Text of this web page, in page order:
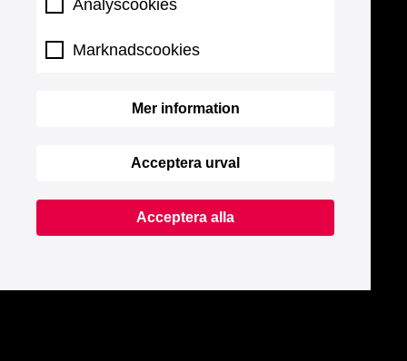
Analyscookies
Marknadscookies
Mer information
Acceptera urval
Acceptera alla